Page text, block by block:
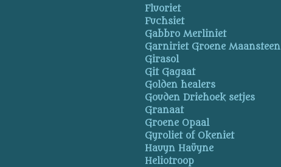
Fluoriet
Fuchsiet
Gabbro Merliniet
Garniriet Groene Maansteen
Girasol
Git Gagaat
Golden healers
Gouden Driehoek setjes
Granaat
Groene Opaal
Gyroliet of Okeniet
Hauyn Haüyne
Heliotroop